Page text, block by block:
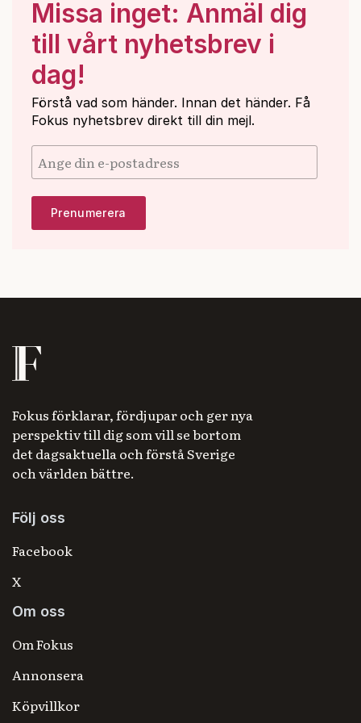
Missa inget: Anmäl dig
till vårt nyhetsbrev i
dag!
Förstå vad som händer. Innan det händer. Få
Fokus nyhetsbrev direkt till din mejl.
Fokus förklarar, fördjupar och ger nya
perspektiv till dig som vill se bortom
det dagsaktuella och förstå Sverige
och världen bättre.
Följ oss
Facebook
X
Om oss
Om Fokus
Annonsera
Köpvillkor